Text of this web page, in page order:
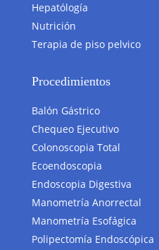
Hepatólogía
Nutrición
Terapia de piso pelvico
Procedimientos
Balón Gástrico
Chequeo Ejecutivo
Colonoscopia Total
Ecoendoscopia
Endoscopia Digestiva
Manometría Anorrectal
Manometría Esofágica
Polipectomía Endoscópica